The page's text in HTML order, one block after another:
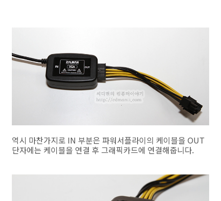
역시 마찬가지로 IN 부분은 파워서플라이의 케이블을 OUT
단자에는 케이블을 연결 후 그래픽카드에 연결해줍니다.